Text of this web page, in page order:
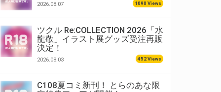
2026.08.07 1090 Views
ツクル Re:COLLECTION 2026「水
龍敬」イラスト展グッズ受注再販
決定！
2026.08.03 452 Views
C108夏コミ新刊！ とらのあな限